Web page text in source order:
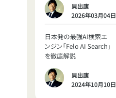
貝出康
2026年03月04日
日本発の最強AI検索エ
ンジン「Felo AI Search」
を徹底解説
貝出康
2024年10月10日